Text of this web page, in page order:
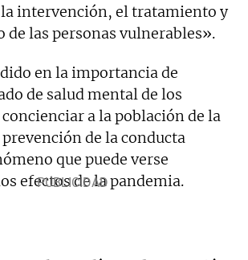
intervención, el tratamiento y
de las personas vulnerables».
en la importancia de
de salud mental de los
concienciar a la población de la
de la conducta
que puede verse
efectos de la pandemia.